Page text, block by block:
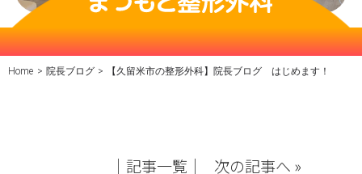
Home > 院長ブログ > 【久留米市の整形外科】院長ブログ はじめます！
│記事一覧│ 次の記事へ »